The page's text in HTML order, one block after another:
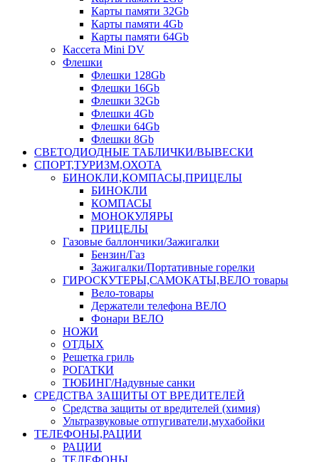
Карты памяти 32Gb
Карты памяти 4Gb
Карты памяти 64Gb
Кассета Mini DV
Флешки
Флешки 128Gb
Флешки 16Gb
Флешки 32Gb
Флешки 4Gb
Флешки 64Gb
Флешки 8Gb
СВЕТОДИОДНЫЕ ТАБЛИЧКИ/ВЫВЕСКИ
СПОРТ,ТУРИЗМ,ОХОТА
БИНОКЛИ,КОМПАСЫ,ПРИЦЕЛЫ
БИНОКЛИ
КОМПАСЫ
МОНОКУЛЯРЫ
ПРИЦЕЛЫ
Газовые баллончики/Зажигалки
Бензин/Газ
Зажигалки/Портативные горелки
ГИРОСКУТЕРЫ,САМОКАТЫ,ВЕЛО товары
Вело-товары
Держатели телефона ВЕЛО
Фонари ВЕЛО
НОЖИ
ОТДЫХ
Решетка гриль
РОГАТКИ
ТЮБИНГ/Надувные санки
СРЕДСТВА ЗАЩИТЫ ОТ ВРЕДИТЕЛЕЙ
Средства защиты от вредителей (химия)
Ультразвуковые отпугиватели,мухабойки
ТЕЛЕФОНЫ,РАЦИИ
РАЦИИ
ТЕЛЕФОНЫ